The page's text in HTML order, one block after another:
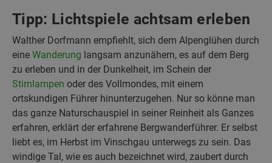
Tipp: Lichtspiele achtsam erleben
Walther Dorfmann empfiehlt, sich dem Alpenglühen durch
eine Wanderung langsam anzunähern, es auf dem Berg
zu erleben und in der Dunkelheit, im Schein der
Stirnlampen oder des Vollmondes, mit einem
ortskundigen Führer hinunterzugehen. Nur so könne man
das ganze Naturschauspiel in seiner Reinheit als Ganzes
erfahren, erklärt der erfahrene Bergwanderführer. Er selbst
liebt es, im Herbst im Vinschgau unterwegs zu sein. Das
windige Tal, wie es auch bezeichnet wird, zaubert durch